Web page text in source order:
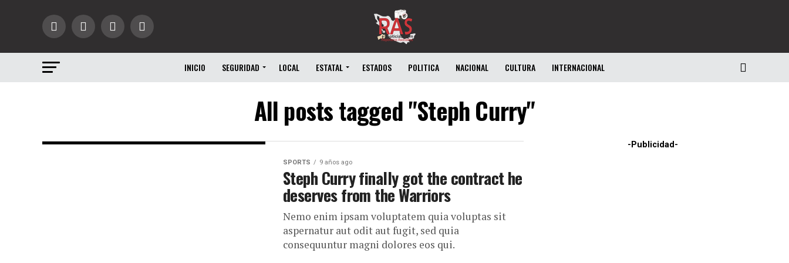
INICIO SEGURIDAD LOCAL ESTATAL ESTADOS POLITICA NACIONAL CULTURA INTERNACIONAL
All posts tagged "Steph Curry"
SPORTS 9 años ago
Steph Curry finally got the contract he
deserves from the Warriors
Nemo enim ipsam voluptatem quia voluptas sit
aspernatur aut odit aut fugit, sed quia
consequuntur magni dolores eos qui.
-Publicidad-